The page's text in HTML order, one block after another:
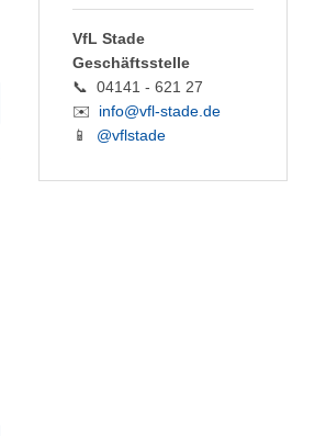
VfL Stade
Geschäftsstelle
📞 04141 - 621 27
✉️ info@vfl-stade.de
📱 @vflstade